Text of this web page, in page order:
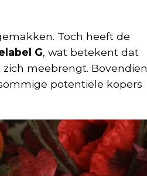
Toch heeft de
G, wat betekent dat
meebrengt. Bovendien
potentiële kopers